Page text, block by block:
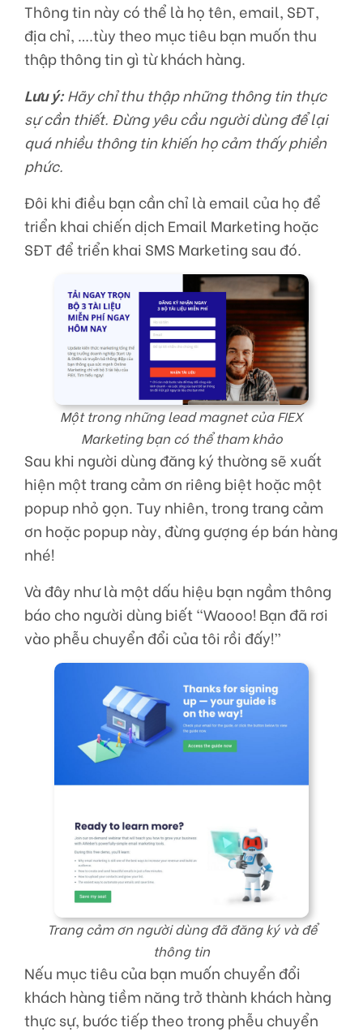
Thông tin này có thể là họ tên, email, SĐT,
địa chỉ, ….tùy theo mục tiêu bạn muốn thu
thập thông tin gì từ khách hàng.
Lưu ý:Hãy chỉ thu thập những thông tin thực
sự cần thiết. Đừng yêu cầu người dùng để lại
quá nhiều thông tin khiến họ cảm thấy phiền
phức.
Đôi khi điều bạn cần chỉ là email của họ để
triển khai chiến dịch Email Marketing hoặc
SĐT để triển khai SMS Marketing sau đó.
Một trong những lead magnet của FIEX
Marketing bạn có thể tham khảo
Sau khi người dùng đăng ký thường sẽ xuất
hiện một trang cảm ơn riêng biệt hoặc một
popup nhỏ gọn. Tuy nhiên, trong trang cảm
ơn hoặc popup này, đừng gượng ép bán hàng
nhé!
Và đây như là một dấu hiệu bạn ngầm thông
báo cho người dùng biết “Waooo! Bạn đã rơi
vào phễu chuyển đổi của tôi rồi đấy!”
Trang cảm ơn người dùng đã đăng ký và để
thông tin
Nếu mục tiêu của bạn muốn chuyển đổi
khách hàng tiềm năng trở thành khách hàng
thực sự, bước tiếp theo trong phễu chuyển